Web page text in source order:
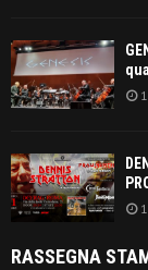
RASSEGNA